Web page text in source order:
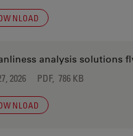
analysis solutions
2026 PDF, 786 KB